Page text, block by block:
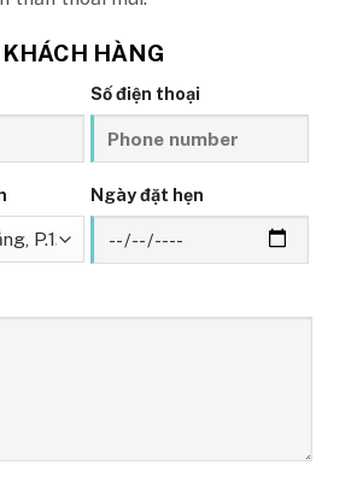
HÀNG
Số điện thoại
Ngày đặt hẹn